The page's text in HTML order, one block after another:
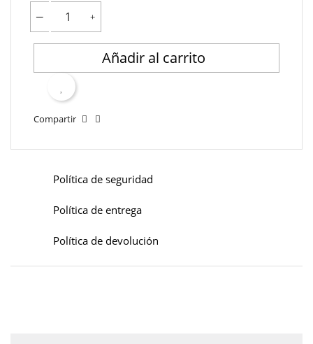
Añadir al carrito
Compartir
Política de seguridad
Política de entrega
Política de devolución